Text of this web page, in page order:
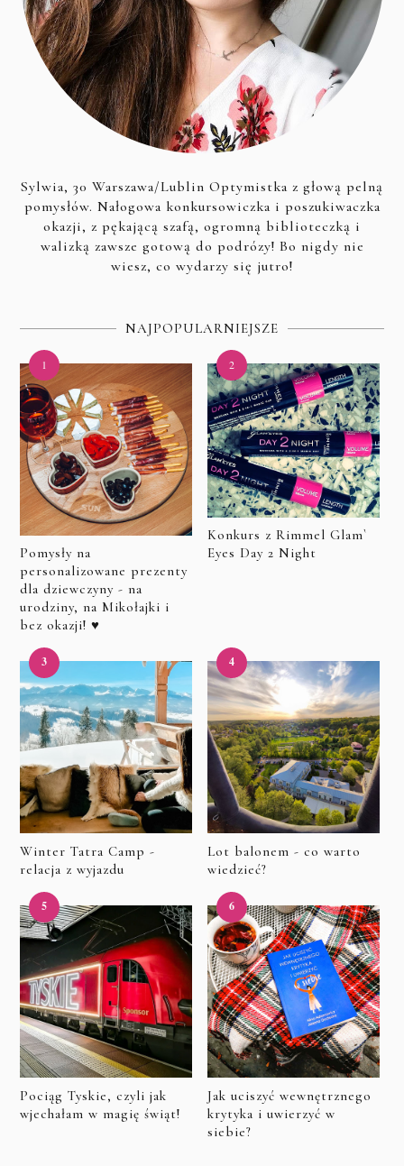
Sylwia, 30 Warszawa/Lublin Optymistka z głową pelną
pomysłów. Nałogowa konkursowiczka i poszukiwaczka
okazji, z pękającą szafą, ogromną biblioteczką i
walizką zawsze gotową do podrózy! Bo nigdy nie
wiesz, co wydarzy się jutro!
NAJPOPULARNIEJSZE
Pomysły na
personalizowane prezenty
dla dziewczyny - na
urodziny, na Mikołajki i
bez okazji! ♥
Konkurs z Rimmel Glam`
Eyes Day 2 Night
Winter Tatra Camp -
relacja z wyjazdu
Lot balonem - co warto
wiedzieć?
Pociąg Tyskie, czyli jak
wjechałam w magię świąt!
Jak uciszyć wewnętrznego
krytyka i uwierzyć w
siebie?